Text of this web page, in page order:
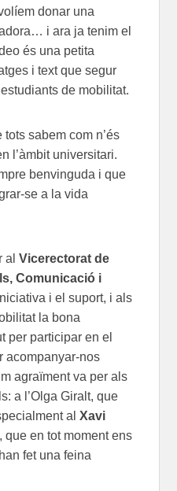
donar una
i ara ja tenim el
és una petita
i text que segur
de mobilitat.
sabem com n’és
l’àmbit universitari.
benvinguda i que
se a la vida
alVicerectorat de
Comunicació i
i el suport, i als
la bona
per participar en el
acompanyar-nos
agraïment va per als
a l’Olga Giralt, que
alXavi
, que en tot moment ens
fet una feina